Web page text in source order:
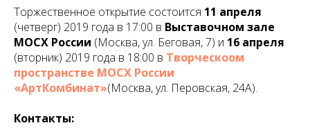
Торжественное открытие состоится 11 апреля
(четверг) 2019 года в 17:00 в Выставочном зале
МОСХ России (Москва, ул. Беговая, 7) и 16 апреля
(вторник) 2019 года в 18:00 в Творческоом
пространстве МОСХ России
«АртКомбинат»(Москва, ул. Перовская, 24А).
Контакты: